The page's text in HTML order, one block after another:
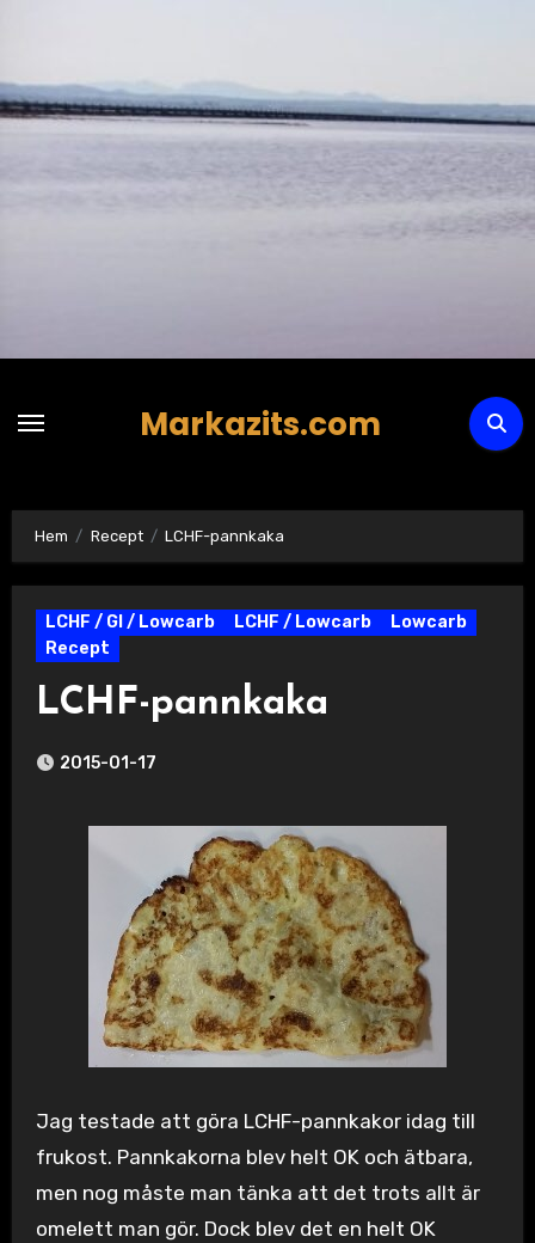
innehåll
Markazits.com
Hem Recept LCHF-pannkaka
LCHF / GI / Lowcarb LCHF / Lowcarb
Lowcarb
Recept
LCHF-pannkaka
2015-01-17
Jag testade att göra LCHF-pannkakor idag till
frukost. Pannkakorna blev helt OK och ätbara,
men nog måste man tänka att det trots allt är
omelett man gör. Dock blev det en helt OK